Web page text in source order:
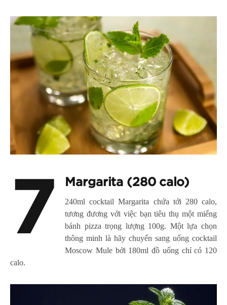
7 Margarita (280 calo)
240ml cocktail Margarita chứa tới 280 calo,
tương đương với việc bạn tiêu thụ một miếng
bánh pizza trọng lượng 100g. Một lựa chọn
thông minh là hãy chuyển sang uống cocktail
Moscow Mule bởi 180ml đồ uống chỉ có 120
calo.